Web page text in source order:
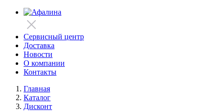
Сервисный центр
Доставка
Новости
О компании
Контакты
Главная
Каталог
Дисконт